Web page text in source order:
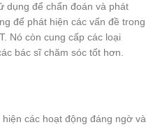
dụng để chẩn đoán và phát
để phát hiện các vấn đề trong
Nó còn cung cấp các loại
bác sĩ chăm sóc tốt hơn.
các hoạt động đáng ngờ và